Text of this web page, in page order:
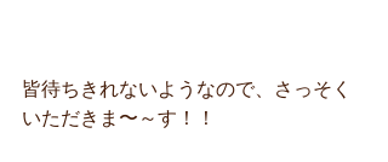
皆待ちきれないようなので、さっそく
いただきま〜～す！！